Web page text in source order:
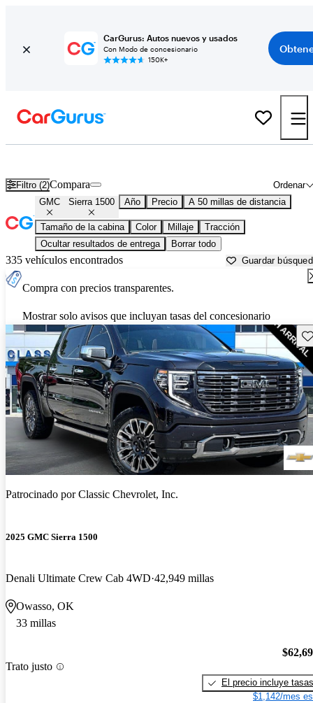
CarGurus: Autos nuevos y usados
Con Modo de concesionario
150K+
Filtro (2) Ordenar
Compara
GMC Sierra 1500 Año Precio A 50 millas de distancia
Tamaño de la cabina Color Millaje
Tracción
Ocultar resultados de entrega
Borrar todo
335 vehículos encontrados Guardar
Compra con precios transparentes.
Mostrar solo avisos que incluyan tasas del concesionario
Patrocinado porClassic Chevrolet, Inc.
2025 GMC Sierra 1500
Denali Ultimate Crew Cab 4WD 42,949 millas
Owasso, OK
33 millas
Trato justo
El precio incluye tasas
$1,142/mes